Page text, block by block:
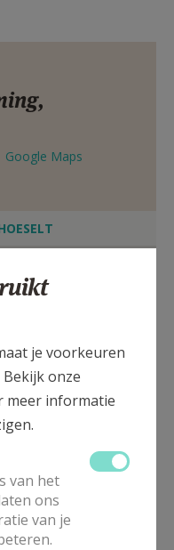
Google Maps
je voorkeuren
onze
meer informatie
van het
ons
van je